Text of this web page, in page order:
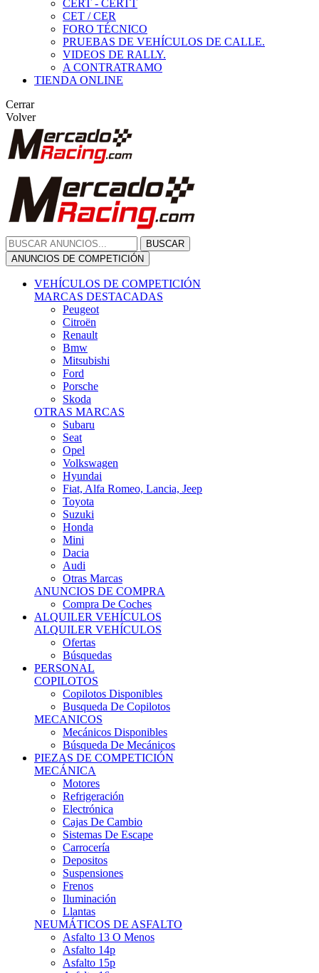
CERT - CERTT
CET / CER
FORO TÉCNICO
PRUEBAS DE VEHÍCULOS DE CALLE.
VIDEOS DE RALLY.
A CONTRATRAMO
TIENDA ONLINE
Cerrar
Volver
BUSCAR
ANUNCIOS DE COMPETICIÓN
VEHÍCULOS DE COMPETICIÓN
MARCAS DESTACADAS
Peugeot
Citroën
Renault
Bmw
Mitsubishi
Ford
Porsche
Skoda
OTRAS MARCAS
Subaru
Seat
Opel
Volkswagen
Hyundai
Fiat, Alfa Romeo, Lancia, Jeep
Toyota
Suzuki
Honda
Mini
Dacia
Audi
Otras Marcas
ANUNCIOS DE COMPRA
Compra De Coches
ALQUILER VEHÍCULOS
ALQUILER VEHÍCULOS
Ofertas
Búsquedas
PERSONAL
COPILOTOS
Copilotos Disponibles
Busqueda De Copilotos
MECANICOS
Mecánicos Disponibles
Búsqueda De Mecánicos
PIEZAS DE COMPETICIÓN
MECÁNICA
Motores
Refrigeración
Electrónica
Cajas De Cambio
Sistemas De Escape
Carrocería
Depositos
Suspensiones
Frenos
Iluminación
Llantas
NEUMÁTICOS DE ASFALTO
Asfalto 13 O Menos
Asfalto 14p
Asfalto 15p